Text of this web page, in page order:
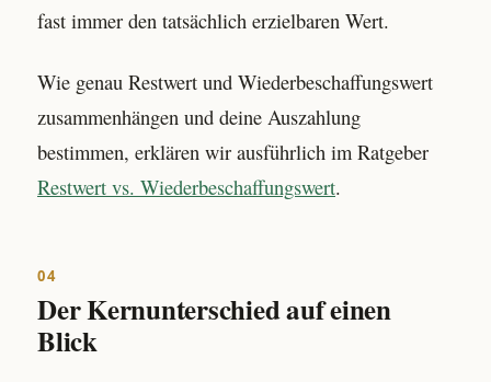
fast immer den tatsächlich erzielbaren Wert.
Wie genau Restwert und Wiederbeschaffungswert
zusammenhängen und deine Auszahlung
bestimmen, erklären wir ausführlich im Ratgeber
Restwert vs. Wiederbeschaffungswert.
04
Der Kernunterschied auf einen
Blick